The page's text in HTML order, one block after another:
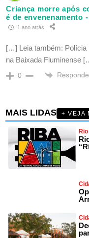
Criança morre após
é de envenenamento
1 ano atrás
[…] Leia também: Polícia
na Baixada Fluminense
0
MAIS LIDAS + VEJA